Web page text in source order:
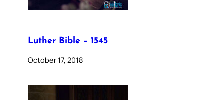
Luther Bible – 1545
October 17, 2018